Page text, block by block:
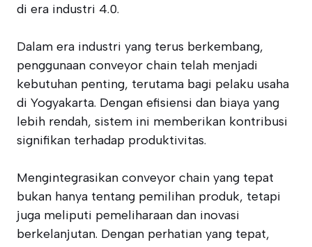
di era industri 4.0.
Dalam era industri yang terus berkembang,
penggunaan conveyor chain telah menjadi
kebutuhan penting, terutama bagi pelaku usaha
di Yogyakarta. Dengan efisiensi dan biaya yang
lebih rendah, sistem ini memberikan kontribusi
signifikan terhadap produktivitas.
Mengintegrasikan conveyor chain yang tepat
bukan hanya tentang pemilihan produk, tetapi
juga meliputi pemeliharaan dan inovasi
berkelanjutan. Dengan perhatian yang tepat,